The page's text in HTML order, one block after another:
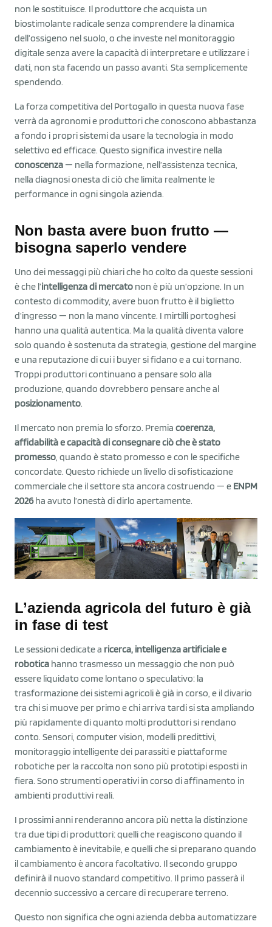
non le sostituisce. Il produttore che acquista un
biostimolante radicale senza comprendere la dinamica
dell’ossigeno nel suolo, o che investe nel monitoraggio
digitale senza avere la capacità di interpretare e utilizzare i
dati, non sta facendo un passo avanti. Sta semplicemente
spendendo.
La forza competitiva del Portogallo in questa nuova fase
verrà da agronomi e produttori che conoscono abbastanza
a fondo i propri sistemi da usare la tecnologia in modo
selettivo ed efficace. Questo significa investire nella
conoscenza — nella formazione, nell’assistenza tecnica,
nella diagnosi onesta di ciò che limita realmente le
performance in ogni singola azienda.
Non basta avere buon frutto —
bisogna saperlo vendere
Uno dei messaggi più chiari che ho colto da queste sessioni
è che l’intelligenza di mercato non è più un’opzione. In un
contesto di commodity, avere buon frutto è il biglietto
d’ingresso — non la mano vincente. I mirtilli portoghesi
hanno una qualità autentica. Ma la qualità diventa valore
solo quando è sostenuta da strategia, gestione del margine
e una reputazione di cui i buyer si fidano e a cui tornano.
Troppi produttori continuano a pensare solo alla
produzione, quando dovrebbero pensare anche al
posizionamento.
Il mercato non premia lo sforzo. Premia coerenza,
affidabilità e capacità di consegnare ciò che è stato
promesso, quando è stato promesso e con le specifiche
concordate. Questo richiede un livello di sofisticazione
commerciale che il settore sta ancora costruendo — e ENPM
2026ha avuto l’onestà di dirlo apertamente.
L’azienda agricola del futuro è già
in fase di test
Le sessioni dedicate a ricerca, intelligenza artificiale e
robotica hanno trasmesso un messaggio che non può
essere liquidato come lontano o speculativo: la
trasformazione dei sistemi agricoli è già in corso, e il divario
tra chi si muove per primo e chi arriva tardi si sta ampliando
più rapidamente di quanto molti produttori si rendano
conto. Sensori, computer vision, modelli predittivi,
monitoraggio intelligente dei parassiti e piattaforme
robotiche per la raccolta non sono più prototipi esposti in
fiera. Sono strumenti operativi in corso di affinamento in
ambienti produttivi reali.
I prossimi anni renderanno ancora più netta la distinzione
tra due tipi di produttori: quelli che reagiscono quando il
cambiamento è inevitabile, e quelli che si preparano quando
il cambiamento è ancora facoltativo. Il secondo gruppo
definirà il nuovo standard competitivo. Il primo passerà il
decennio successivo a cercare di recuperare terreno.
Questo non significa che ogni azienda debba automatizzare